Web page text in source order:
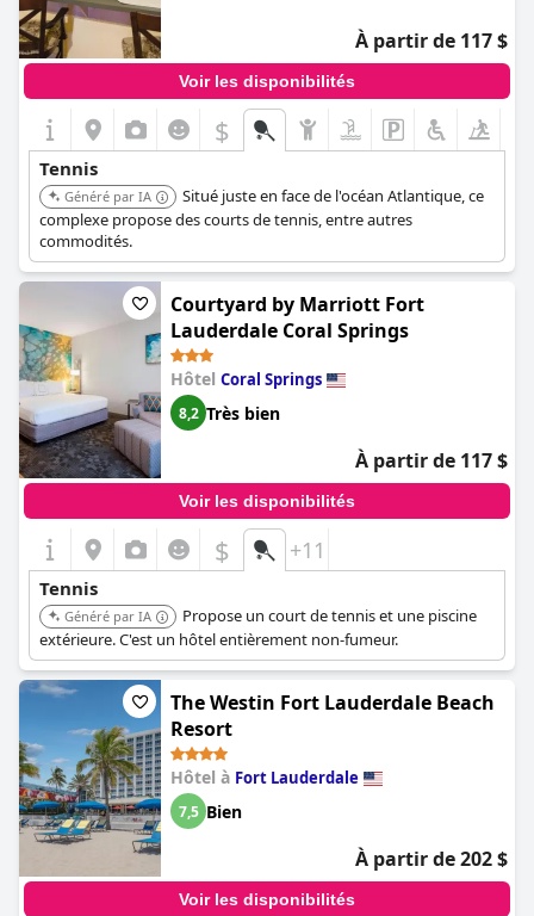
À partir de 117 $
Voir les disponibilités
$
Tennis
Généré par IA
Situé juste en face de l'océan Atlantique, ce
complexe propose des courts de tennis, entre autres
commodités.
Courtyard by Marriott Fort
Lauderdale Coral Springs
Hôtel Coral Springs
8,2 Très bien
À partir de 117 $
Voir les disponibilités
$ +11
Tennis
Généré par IA
Propose un court de tennis et une piscine
extérieure. C'est un hôtel entièrement non-fumeur.
The Westin Fort Lauderdale Beach
Resort
Hôtel à Fort Lauderdale
7,5 Bien
À partir de 202 $
Voir les disponibilités